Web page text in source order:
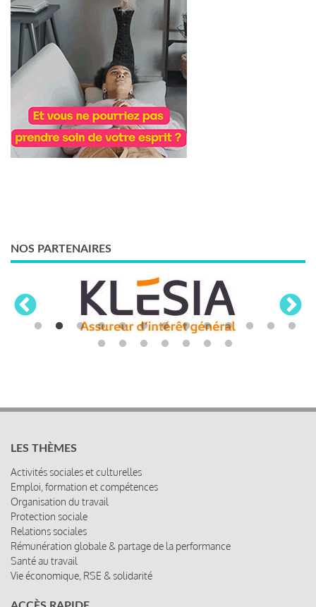
NOS PARTENAIRES
LES THÈMES
Activités sociales et culturelles
Emploi, formation et compétences
Organisation du travail
Protection sociale
Relations sociales
Rémunération globale & partage de la performance
Santé au travail
Vie économique, RSE & solidarité